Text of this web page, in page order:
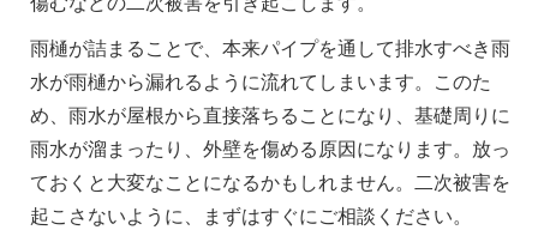
雨樋が詰まることで、本来パイプを通して排水すべき雨
水が雨樋から漏れるように流れてしまいます。このた
め、雨水が屋根から直接落ちることになり、基礎周りに
雨水が溜まったり、外壁を傷める原因になります。放っ
ておくと大変なことになるかもしれません。二次被害を
起こさないように、まずはすぐにご相談ください。